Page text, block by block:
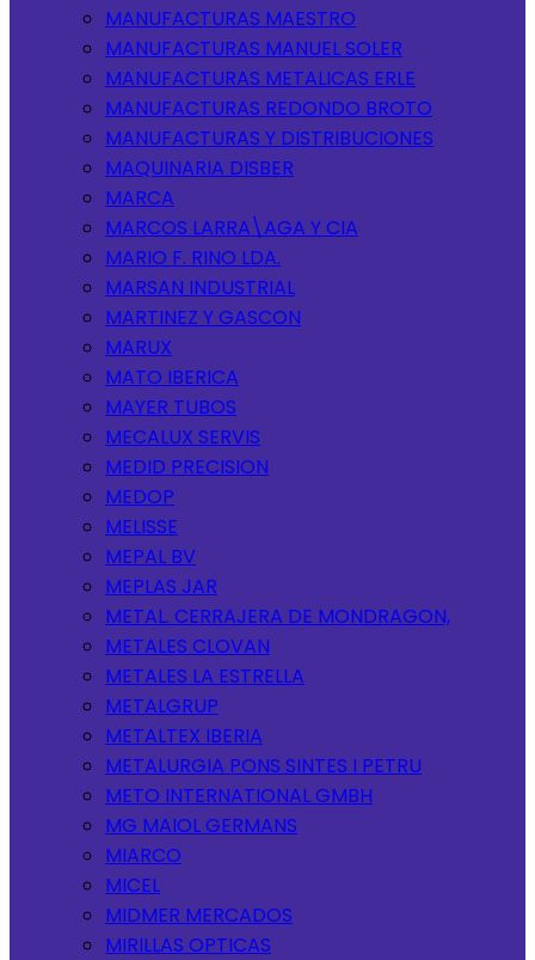
MANUFACTURAS MAESTRO
MANUFACTURAS MANUEL SOLER
MANUFACTURAS METALICAS ERLE
MANUFACTURAS REDONDO BROTO
MANUFACTURAS Y DISTRIBUCIONES
MAQUINARIA DISBER
MARCA
MARCOS LARRA\AGA Y CIA
MARIO F. RINO LDA.
MARSAN INDUSTRIAL
MARTINEZ Y GASCON
MARUX
MATO IBERICA
MAYER TUBOS
MECALUX SERVIS
MEDID PRECISION
MEDOP
MELISSE
MEPAL BV
MEPLAS JAR
METAL. CERRAJERA DE MONDRAGON,
METALES CLOVAN
METALES LA ESTRELLA
METALGRUP
METALTEX IBERIA
METALURGIA PONS SINTES I PETRU
METO INTERNATIONAL GMBH
MG MAIOL GERMANS
MIARCO
MICEL
MIDMER MERCADOS
MIRILLAS OPTICAS